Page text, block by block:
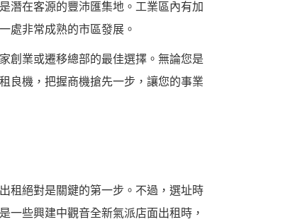
潛在客源的豐沛匯集地。工業區內有加
處非常成熟的市區發展。
創業或遷移總部的最佳選擇。無論您是
良機，把握商機搶先一步，讓您的事業
租絕對是關鍵的第一步。不過，選址時
一些興建中觀音全新氣派店面出租時，